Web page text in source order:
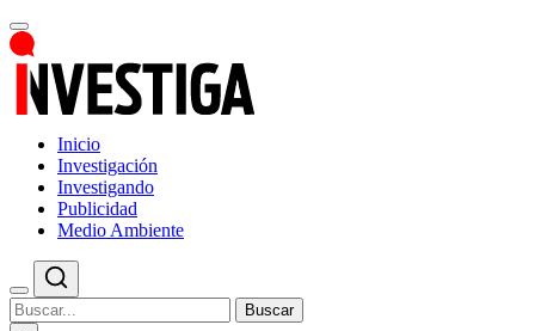
Inicio
Investigación
Investigando
Publicidad
Medio Ambiente
Buscar